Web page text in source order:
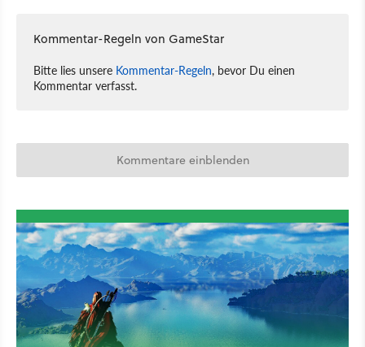
Kommentar-Regeln von GameStar
Bitte lies unsere Kommentar-Regeln, bevor Du einen
Kommentar verfasst.
Kommentare einblenden